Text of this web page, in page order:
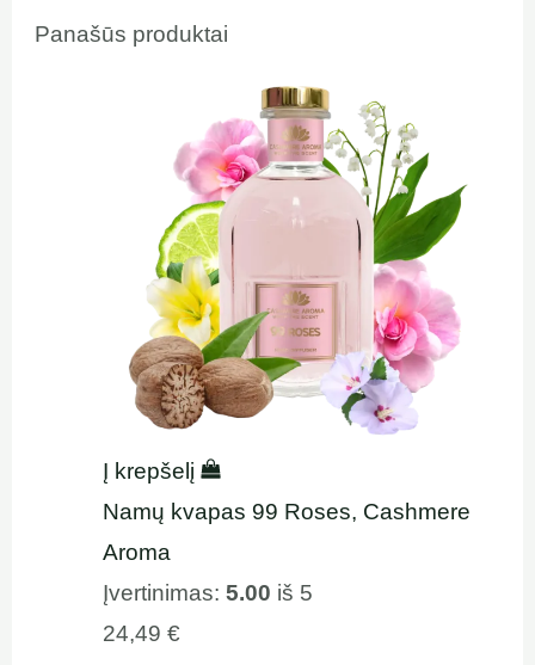
Panašūs produktai
Į krepšelį
Namų kvapas 99 Roses, Cashmere
Aroma
Įvertinimas:5.00 iš 5
24,49€